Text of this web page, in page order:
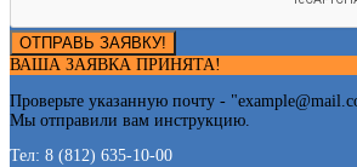
ОТПРАВЬ ЗАЯВКУ!
ВАША ЗАЯВКА ПРИНЯТА!
Проверьте указанную почту - "
Мы отправили вам инструкцию.
Тел: 8 (812) 635-10-00